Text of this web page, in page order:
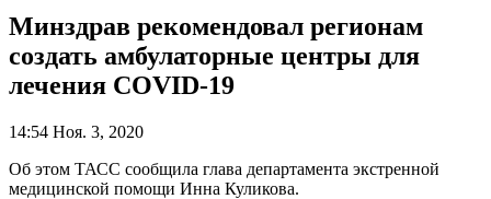
Минздрав рекомендовал регионам
создать амбулаторные центры для
лечения COVID-19
14:54 Ноя. 3, 2020
Об этом ТАСС сообщила глава департамента экстренной
медицинской помощи Инна Куликова.